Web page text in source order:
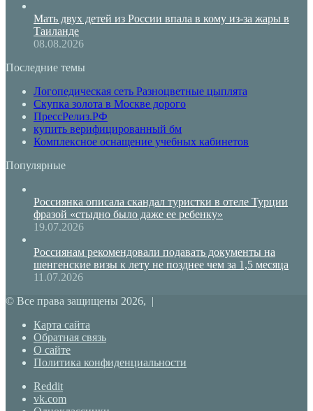
Мать двух детей из России впала в кому из-за жары в
Таиланде
08.08.2026
Последние темы
Логопедическая сеть Разноцветные цыплята
Скупка золота в Москве дорого
ПрессРелиз.РФ
купить верифицированный бм
Комплексное оснащение учебных кабинетов
Популярные
Россиянка описала скандал туристки в отеле Турции
фразой «стыдно было даже ее ребенку»
19.07.2026
Россиянам рекомендовали подавать документы на
шенгенские визы к лету не позднее чем за 1,5 месяца
11.07.2026
© Все права защищены 2026, |
Карта сайта
Обратная связь
О сайте
Политика конфиденциальности
Reddit
vk.com